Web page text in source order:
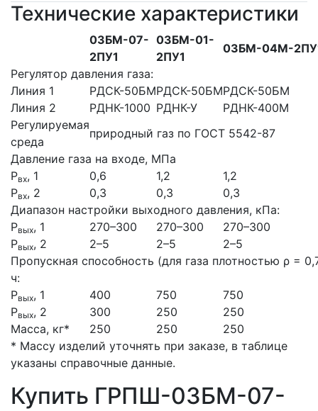
Технические характеристики
03БM-07-
2ПУ1
03БМ-01-
2ПУ1
03БМ-04М-
Регулятор давления газа:
Линия 1
РДСК-50БМРДСК-50БМРДСК-50БМ
Линия 2
РДНК-1000 РДНК-У
РДНК-400М
Регулируемая
среда
природный газ по ГОСТ 5542-87
Давление газа на входе, МПа
Рвх, 1 0,6 1,2
1,2
Рвх, 2 0,3 0,3
0,3
Диапазон настройки выходного давления, кПа:
Рвых, 1 270–300 270–300
270–300
Рвых, 2 2–5 2–5
2–5
Пропускная способность (для газа плотностью ρ =
ч:
Рвых, 1 400 750
750
Рвых, 2 300 250
250
Масса, кг*
250 250
250
* Массу изделий уточнять при заказе, в таблице
указаны справочные данные.
Купить ГРПШ-03БМ-07-